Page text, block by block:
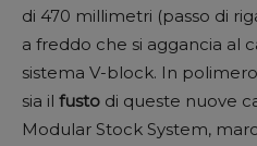
di 470 millimetri (passo di
a freddo che si aggancia al
sistema V-block. In
sia il fusto di queste nuove
Modular Stock System,